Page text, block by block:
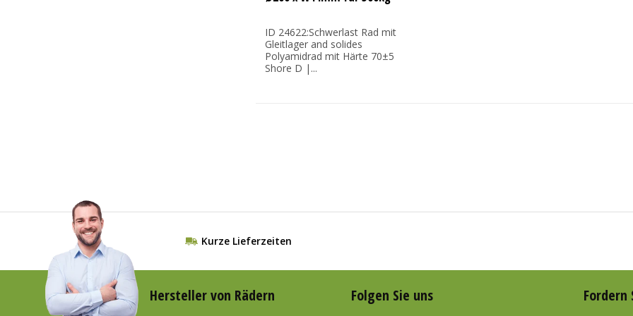
ID 24622:Schwerlast Rad mit
Gleitlager and solides
Polyamidrad mit Härte 70±5
Shore D |...
Kurze Lieferzeiten
Hersteller von Rädern Folgen Sie uns Fordern